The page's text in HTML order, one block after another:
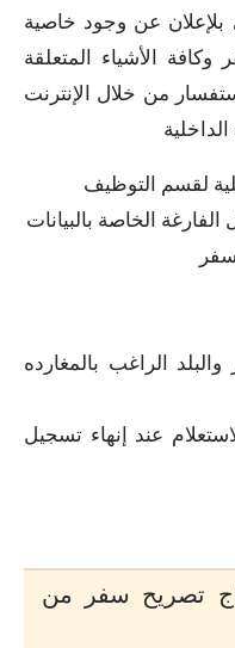
عن وجود خاصية
الأشياء المتعلقة
من خلال الإنترنت
لقسم التوظيف
الخاصة بالبيانات
الراغب بالمغارده
عند إنهاء تسجيل
تصريح سفر من